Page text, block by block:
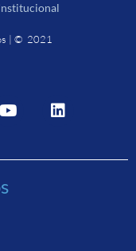
| © 2021